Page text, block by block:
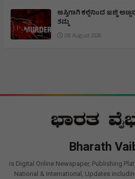
ಆಸ್ತಿಗಾಗಿ ಕಲ್ಲಿನಿಂದ ಜಜ್ಜಿ
ತಮ್ಮ
08 August 2026
Bharath
is Digital Online Newspaper, Publishing
National & International, Updates